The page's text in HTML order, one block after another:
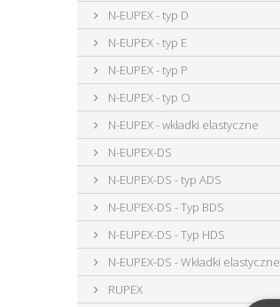
N-EUPEX - typ D
N-EUPEX - typ E
N-EUPEX - typ P
N-EUPEX - typ O
N-EUPEX - wkładki elastyczne
N-EUPEX-DS
N-EUPEX-DS - typ ADS
N-EUPEX-DS - Typ BDS
N-EUPEX-DS - Typ HDS
N-EUPEX-DS - Wkładki elastyczne
RUPEX